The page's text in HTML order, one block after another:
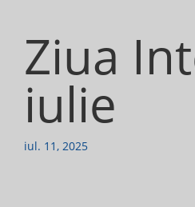
Ziua
iulie
iul. 11, 2025